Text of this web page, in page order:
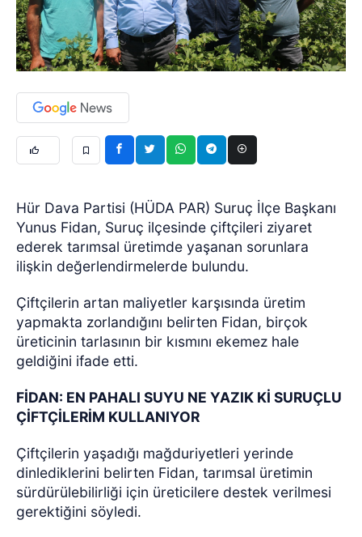
Hür Dava Partisi (HÜDA PAR) Suruç İlçe Başkanı
Yunus Fidan, Suruç ilçesinde çiftçileri ziyaret
ederek tarımsal üretimde yaşanan sorunlara
ilişkin değerlendirmelerde bulundu.
Çiftçilerin artan maliyetler karşısında üretim
yapmakta zorlandığını belirten Fidan, birçok
üreticinin tarlasının bir kısmını ekemez hale
geldiğini ifade etti.
FİDAN: EN PAHALI SUYU NE YAZIK Kİ SURUÇLU
ÇİFTÇİLERİM KULLANIYOR
Çiftçilerin yaşadığı mağduriyetleri yerinde
dinlediklerini belirten Fidan, tarımsal üretimin
sürdürülebilirliği için üreticilere destek verilmesi
gerektiğini söyledi.